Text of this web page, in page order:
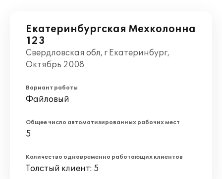
Екатеринбургская Мехколонна
123
Свердловская обл, г Екатеринбург,
Октябрь 2008
Вариант работы
Файловый
Общее число автоматизированных рабочих мест
5
Количество одновременно работающих клиентов
Толстый клиент: 5